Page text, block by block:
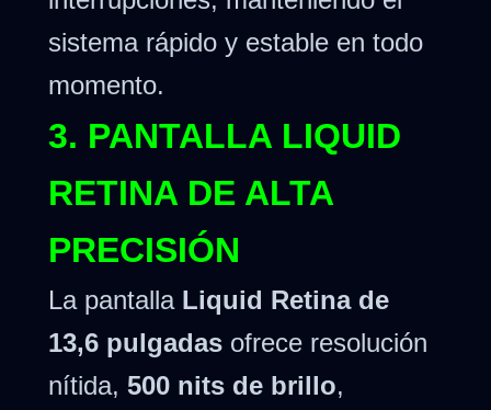
sistema rápido y estable en todo
momento.
3. PANTALLA LIQUID
RETINA DE ALTA
PRECISIÓN
La pantalla Liquid Retina de
13,6 pulgadas ofrece resolución
nítida, 500 nits de brillo,